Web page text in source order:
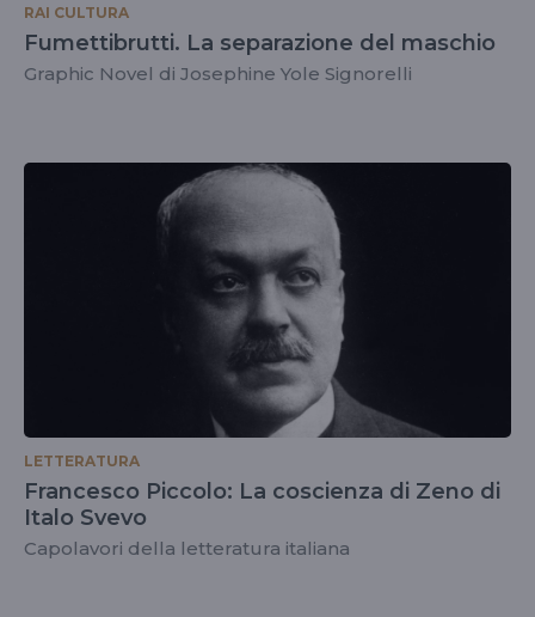
RAI CULTURA
Fumettibrutti. La separazione del maschio
Graphic Novel di Josephine Yole Signorelli
LETTERATURA
Francesco Piccolo: La coscienza di Zeno di
Italo Svevo
Capolavori della letteratura italiana